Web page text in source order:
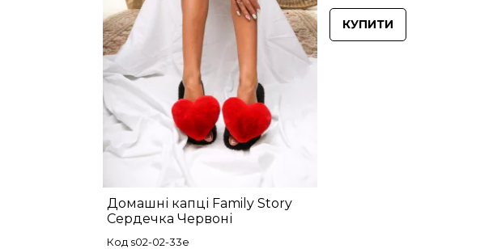
Домашні капці Family Story
Сердечка Червоні
Код s02-02-33e
КУПИТИ